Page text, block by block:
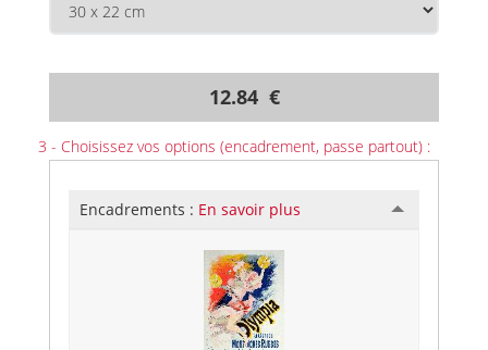
12.84 €
3 - Choisissez vos options (encadrement, passe partout) :
Encadrements : En savoir plus